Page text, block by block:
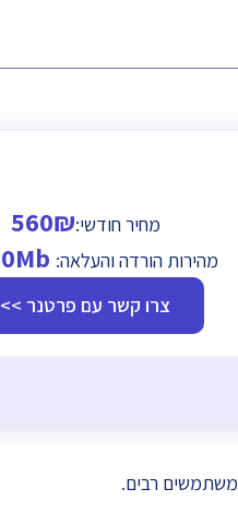
מחיר חודשי:560₪
מהירות הורדה והעלאה:
צרו קשר עם פרטנר >>
משתמשים רבים.